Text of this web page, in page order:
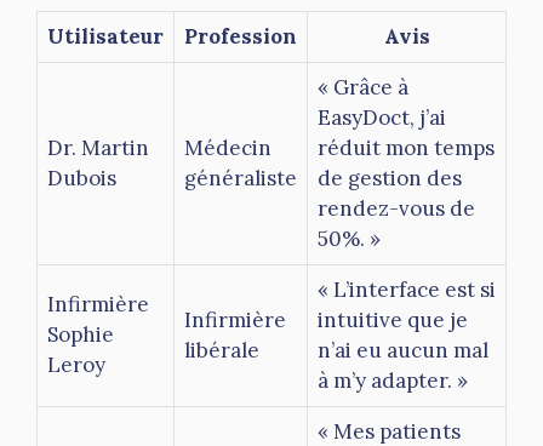
Utilisateur Profession Avis
Dr. Martin
Dubois
Médecin
généraliste
« Grâce à
EasyDoct, j’ai
réduit mon temps
de gestion des
rendez-vous de
50%. »
Infirmière
Sophie
Leroy
Infirmière
libérale
« L’interface est si
intuitive que je
n’ai eu aucun mal
à m’y adapter. »
« Mes patients